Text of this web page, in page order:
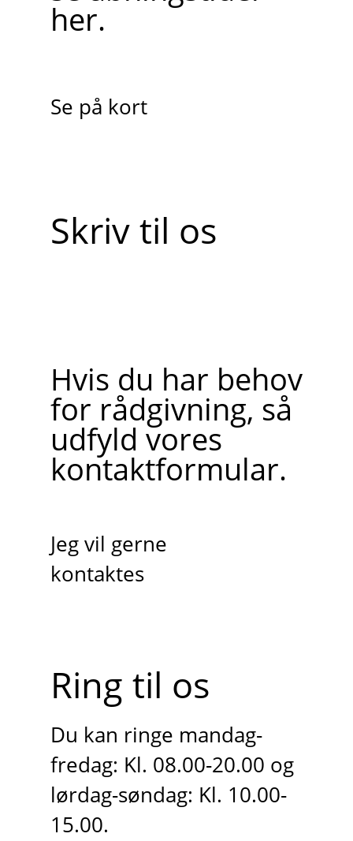
her.
Se på kort
Skriv til os
Hvis du har behov
for rådgivning, så
udfyld vores
kontaktformular.
Jeg vil gerne
kontaktes
Ring til os
Du kan ringe mandag-
fredag: Kl. 08.00-20.00 og
lørdag-søndag: Kl. 10.00-
15.00.